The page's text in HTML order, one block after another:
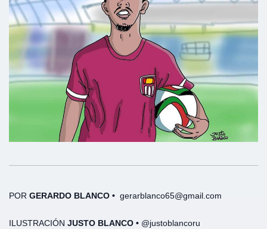
POR GERARDO BLANCO • gerarblanco65@gmail.com
ILUSTRACIÓN JUSTO BLANCO • @justoblancoru